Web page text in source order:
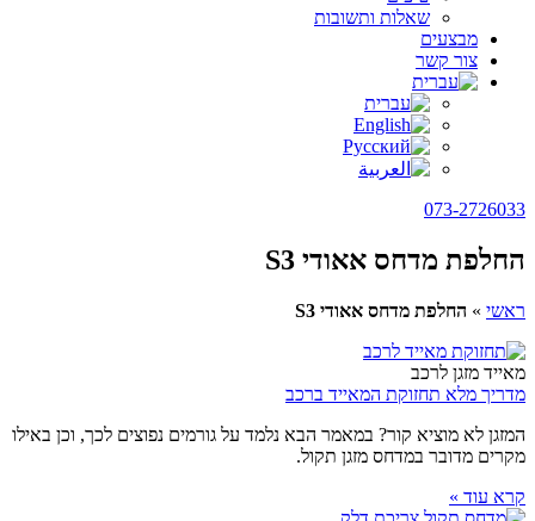
שאלות ותשובות
מבצעים
צור קשר
073-2726033
החלפת מדחס אאודי S3
ראשי » החלפת מדחס אאודי S3
מאייד מזגן לרכב
מדריך מלא תחזוקת המאייד ברכב
המזגן לא מוציא קור? במאמר הבא נלמד על גורמים נפוצים לכך, וכן באילו
מקרים מדובר במדחס מזגן תקול.
קרא עוד »